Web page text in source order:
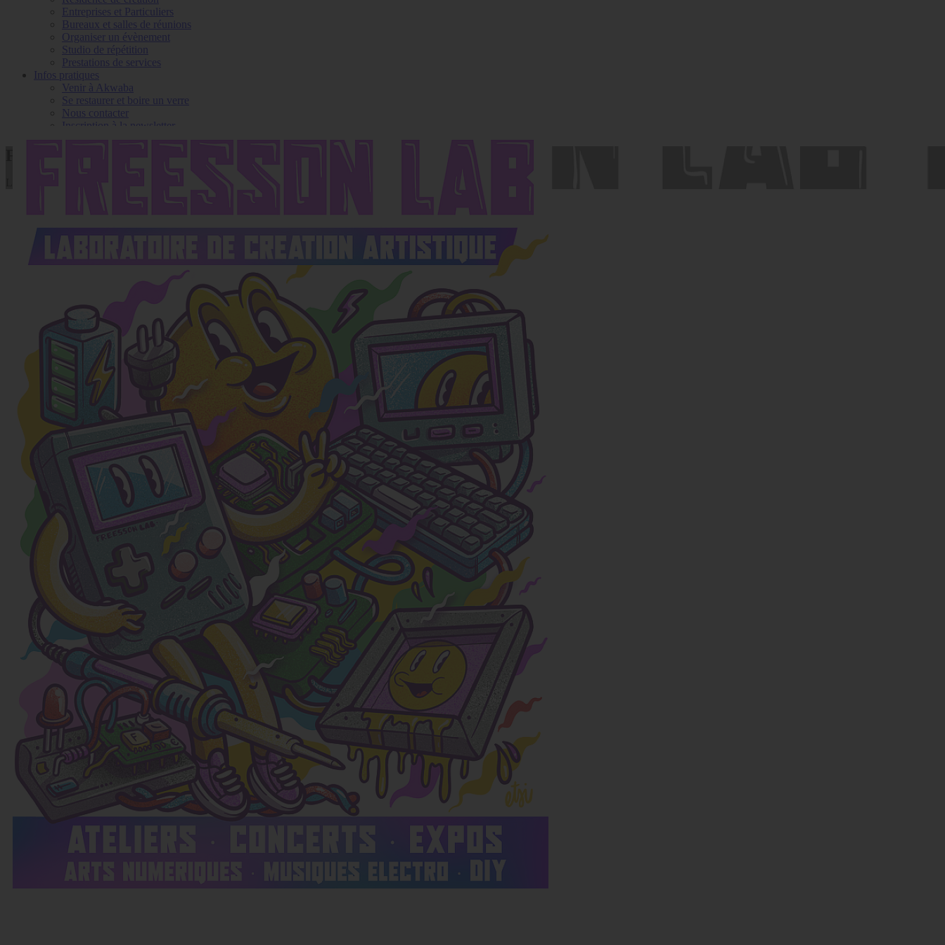
Entreprises et Particuliers
Bureaux et salles de réunions
Organiser un évènement
Studio de répétition
Prestations de services
Infos pratiques
Venir à Akwaba
Se restaurer et boire un verre
Nous contacter
Inscription à la newsletter
FREESSON LAB
Laboratoire de création artistique